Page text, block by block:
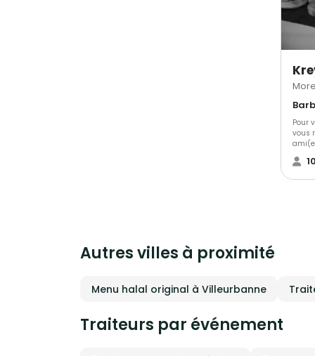
Pour
vous
pour
Autres villes à proximité
Menu halal original à Villeurbanne
Traiteurs par événement